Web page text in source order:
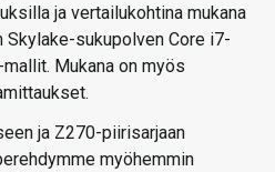
ja vertailukohtina mukana
sukupolven Core i7-
Mukana on myös
ja Z270-piirisarjaan
myöhemmin